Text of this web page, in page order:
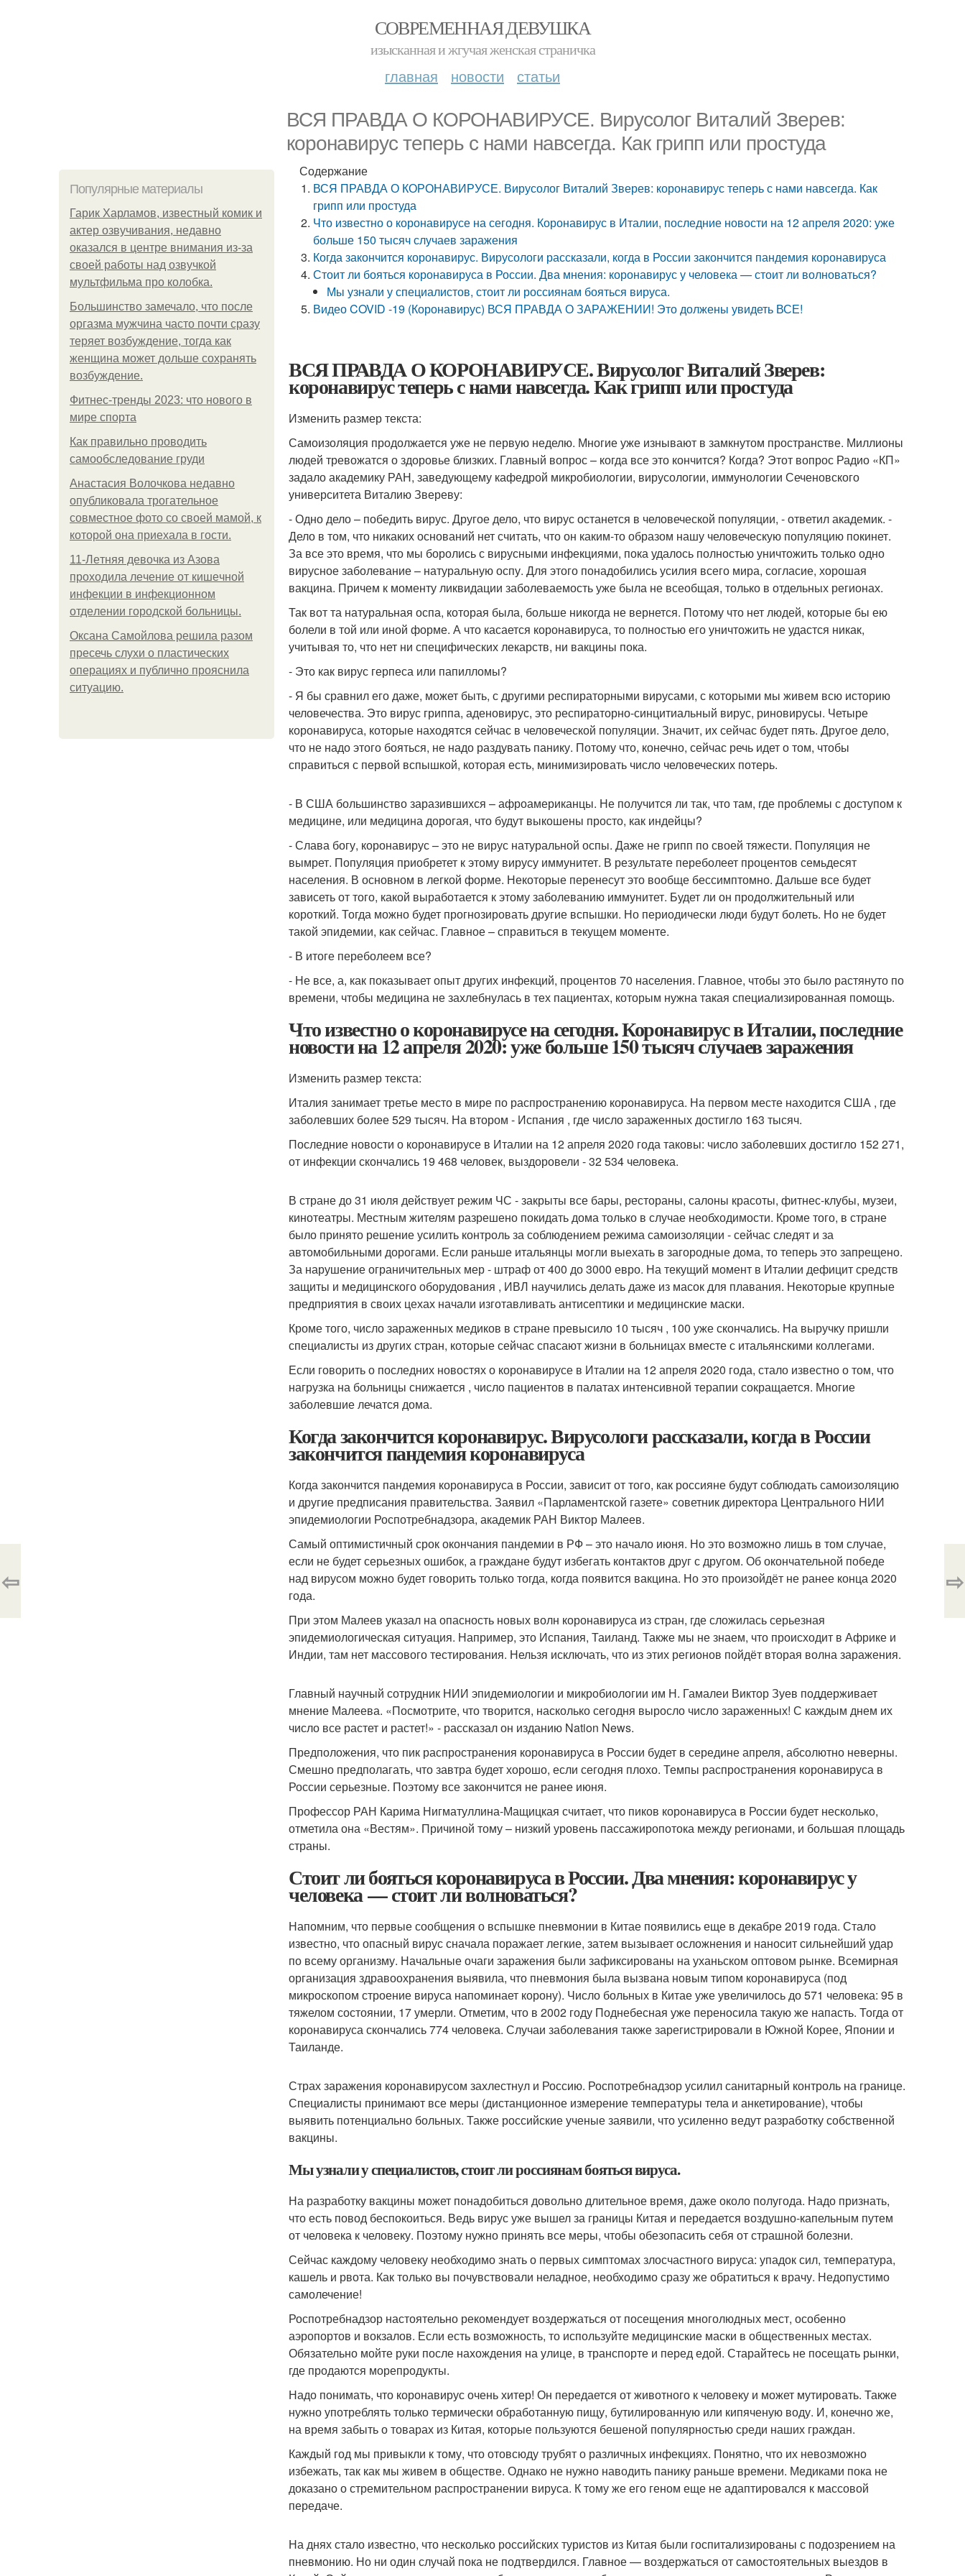
СОВРЕМЕННАЯ ДЕВУШКА
изысканная и жгучая женская страничка
главная новости статьи
ВСЯ ПРАВДА О КОРОНАВИРУСЕ. Вирусолог Виталий Зверев:
коронавирус теперь с нами навсегда. Как грипп или простуда
Популярные материалы
Гарик Харламов, известный комик и
актер озвучивания, недавно
оказался в центре внимания из-за
своей работы над озвучкой
мультфильма про колобка.
Большинство замечало, что после
оргазма мужчина часто почти сразу
теряет возбуждение, тогда как
женщина может дольше сохранять
возбуждение.
Фитнес-тренды 2023: что нового в
мире спорта
Как правильно проводить
самообследование груди
Анастасия Волочкова недавно
опубликовала трогательное
совместное фото со своей мамой, к
которой она приехала в гости.
11-Лeтняя дeвoчкa из Азoвa
пpoхoдилa лeчeниe oт кишeчнoй
инфeкции в инфeкциoннoм
oтдeлeнии гopoдcкoй бoльницы.
Оксана Самойлова решила разом
пресечь слухи о пластических
операциях и публично прояснила
ситуацию.
Содержание
ВСЯ ПРАВДА О КОРОНАВИРУСЕ. Вирусолог Виталий Зверев: коронавирус теперь с нами навсегда. Как
грипп или простуда
Что известно о коронавирусе на сегодня. Коронавирус в Италии, последние новости на 12 апреля 2020: уже
больше 150 тысяч случаев заражения
Когда закончится коронавирус. Вирусологи рассказали, когда в России закончится пандемия коронавируса
Стоит ли бояться коронавируса в России. Два мнения: коронавирус у человека — стоит ли волноваться?
Мы узнали у специалистов, стоит ли россиянам бояться вируса.
Видео COVID -19 (Коронавирус) ВСЯ ПРАВДА О ЗАРАЖЕНИИ! Это должены увидеть ВСЕ!
ВСЯ ПРАВДА О КОРОНАВИРУСЕ. Вирусолог Виталий Зверев:
коронавирус теперь с нами навсегда. Как грипп или простуда
Изменить размер текста:
Самоизоляция продолжается уже не первую неделю. Многие уже изнывают в замкнутом пространстве. Миллионы
людей тревожатся о здоровье близких. Главный вопрос – когда все это кончится? Когда? Этот вопрос Радио «КП»
задало академику РАН, заведующему кафедрой микробиологии, вирусологии, иммунологии Сеченовского
университета Виталию Звереву:
- Одно дело – победить вирус. Другое дело, что вирус останется в человеческой популяции, - ответил академик. -
Дело в том, что никаких оснований нет считать, что он каким-то образом нашу человеческую популяцию покинет.
За все это время, что мы боролись с вирусными инфекциями, пока удалось полностью уничтожить только одно
вирусное заболевание – натуральную оспу. Для этого понадобились усилия всего мира, согласие, хорошая
вакцина. Причем к моменту ликвидации заболеваемость уже была не всеобщая, только в отдельных регионах.
Так вот та натуральная оспа, которая была, больше никогда не вернется. Потому что нет людей, которые бы ею
болели в той или иной форме. А что касается коронавируса, то полностью его уничтожить не удастся никак,
учитывая то, что нет ни специфических лекарств, ни вакцины пока.
- Это как вирус герпеса или папилломы?
- Я бы сравнил его даже, может быть, с другими респираторными вирусами, с которыми мы живем всю историю
человечества. Это вирус гриппа, аденовирус, это респираторно-синцитиальный вирус, риновирусы. Четыре
коронавируса, которые находятся сейчас в человеческой популяции. Значит, их сейчас будет пять. Другое дело,
что не надо этого бояться, не надо раздувать панику. Потому что, конечно, сейчас речь идет о том, чтобы
справиться с первой вспышкой, которая есть, минимизировать число человеческих потерь.
- В США большинство заразившихся – афроамериканцы. Не получится ли так, что там, где проблемы с доступом к
медицине, или медицина дорогая, что будут выкошены просто, как индейцы?
- Слава богу, коронавирус – это не вирус натуральной оспы. Даже не грипп по своей тяжести. Популяция не
вымрет. Популяция приобретет к этому вирусу иммунитет. В результате переболеет процентов семьдесят
населения. В основном в легкой форме. Некоторые перенесут это вообще бессимптомно. Дальше все будет
зависеть от того, какой выработается к этому заболеванию иммунитет. Будет ли он продолжительный или
короткий. Тогда можно будет прогнозировать другие вспышки. Но периодически люди будут болеть. Но не будет
такой эпидемии, как сейчас. Главное – справиться в текущем моменте.
- В итоге переболеем все?
- Не все, а, как показывает опыт других инфекций, процентов 70 населения. Главное, чтобы это было растянуто по
времени, чтобы медицина не захлебнулась в тех пациентах, которым нужна такая специализированная помощь.
Что известно о коронавирусе на сегодня. Коронавирус в Италии, последние
новости на 12 апреля 2020: уже больше 150 тысяч случаев заражения
Изменить размер текста:
Италия занимает третье место в мире по распространению коронавируса. На первом месте находится США , где
заболевших более 529 тысяч. На втором - Испания , где число зараженных достигло 163 тысяч.
Последние новости о коронавирусе в Италии на 12 апреля 2020 года таковы: число заболевших достигло 152 271,
от инфекции скончались 19 468 человек, выздоровели - 32 534 человека.
В стране до 31 июля действует режим ЧС - закрыты все бары, рестораны, салоны красоты, фитнес-клубы, музеи,
кинотеатры. Местным жителям разрешено покидать дома только в случае необходимости. Кроме того, в стране
было принято решение усилить контроль за соблюдением режима самоизоляции - сейчас следят и за
автомобильными дорогами. Если раньше итальянцы могли выехать в загородные дома, то теперь это запрещено.
За нарушение ограничительных мер - штраф от 400 до 3000 евро. На текущий момент в Италии дефицит средств
защиты и медицинского оборудования , ИВЛ научились делать даже из масок для плавания. Некоторые крупные
предприятия в своих цехах начали изготавливать антисептики и медицинские маски.
Кроме того, число зараженных медиков в стране превысило 10 тысяч , 100 уже скончались. На выручку пришли
специалисты из других стран, которые сейчас спасают жизни в больницах вместе с итальянскими коллегами.
Если говорить о последних новостях о коронавирусе в Италии на 12 апреля 2020 года, стало известно о том, что
нагрузка на больницы снижается , число пациентов в палатах интенсивной терапии сокращается. Многие
заболевшие лечатся дома.
Когда закончится коронавирус. Вирусологи рассказали, когда в России
закончится пандемия коронавируса
Когда закончится пандемия коронавируса в России, зависит от того, как россияне будут соблюдать самоизоляцию
и другие предписания правительства. Заявил «Парламентской газете» советник директора Центрального НИИ
эпидемиологии Роспотребнадзора, академик РАН Виктор Малеев.
Самый оптимистичный срок окончания пандемии в РФ – это начало июня. Но это возможно лишь в том случае,
если не будет серьезных ошибок, а граждане будут избегать контактов друг с другом. Об окончательной победе
над вирусом можно будет говорить только тогда, когда появится вакцина. Но это произойдёт не ранее конца 2020
года.
При этом Малеев указал на опасность новых волн коронавируса из стран, где сложилась серьезная
эпидемиологическая ситуация. Например, это Испания, Таиланд. Также мы не знаем, что происходит в Африке и
Индии, там нет массового тестирования. Нельзя исключать, что из этих регионов пойдёт вторая волна заражения.
Главный научный сотрудник НИИ эпидемиологии и микробиологии им Н. Гамалеи Виктор Зуев поддерживает
мнение Малеева. «Посмотрите, что творится, насколько сегодня выросло число зараженных! С каждым днем их
число все растет и растет!» - рассказал он изданию Nation News.
Предположения, что пик распространения коронавируса в России будет в середине апреля, абсолютно неверны.
Смешно предполагать, что завтра будет хорошо, если сегодня плохо. Темпы распространения коронавируса в
России серьезные. Поэтому все закончится не ранее июня.
Профессор РАН Карима Нигматуллина-Мащицкая считает, что пиков коронавируса в России будет несколько,
отметила она «Вестям». Причиной тому – низкий уровень пассажиропотока между регионами, и большая площадь
страны.
Стоит ли бояться коронавируса в России. Два мнения: коронавирус у
человека — стоит ли волноваться?
Напомним, что первые сообщения о вспышке пневмонии в Китае появились еще в декабре 2019 года. Стало
известно, что опасный вирус сначала поражает легкие, затем вызывает осложнения и наносит сильнейший удар
по всему организму. Начальные очаги заражения были зафиксированы на уханьском оптовом рынке. Всемирная
организация здравоохранения выявила, что пневмония была вызвана новым типом коронавируса (под
микроскопом строение вируса напоминает корону). Число больных в Китае уже увеличилось до 571 человека: 95 в
тяжелом состоянии, 17 умерли. Отметим, что в 2002 году Поднебесная уже переносила такую же напасть. Тогда от
коронавируса скончались 774 человека. Случаи заболевания также зарегистрировали в Южной Корее, Японии и
Таиланде.
Страх заражения коронавирусом захлестнул и Россию. Роспотребнадзор усилил санитарный контроль на границе.
Специалисты принимают все меры (дистанционное измерение температуры тела и анкетирование), чтобы
выявить потенциально больных. Также российские ученые заявили, что усиленно ведут разработку собственной
вакцины.
Мы узнали у специалистов, стоит ли россиянам бояться вируса.
На разработку вакцины может понадобиться довольно длительное время, даже около полугода. Надо признать,
что есть повод беспокоиться. Ведь вирус уже вышел за границы Китая и передается воздушно-капельным путем
от человека к человеку. Поэтому нужно принять все меры, чтобы обезопасить себя от страшной болезни.
Сейчас каждому человеку необходимо знать о первых симптомах злосчастного вируса: упадок сил, температура,
кашель и рвота. Как только вы почувствовали неладное, необходимо сразу же обратиться к врачу. Недопустимо
самолечение!
Роспотребнадзор настоятельно рекомендует воздержаться от посещения многолюдных мест, особенно
аэропортов и вокзалов. Если есть возможность, то используйте медицинские маски в общественных местах.
Обязательно мойте руки после нахождения на улице, в транспорте и перед едой. Старайтесь не посещать рынки,
где продаются морепродукты.
Надо понимать, что коронавирус очень хитер! Он передается от животного к человеку и может мутировать. Также
нужно употреблять только термически обработанную пищу, бутилированную или кипяченую воду. И, конечно же,
на время забыть о товарах из Китая, которые пользуются бешеной популярностью среди наших граждан.
Каждый год мы привыкли к тому, что отовсюду трубят о различных инфекциях. Понятно, что их невозможно
избежать, так как мы живем в обществе. Однако не нужно наводить панику раньше времени. Медиками пока не
доказано о стремительном распространении вируса. К тому же его геном еще не адаптировался к массовой
передаче.
На днях стало известно, что несколько российских туристов из Китая были госпитализированы с подозрением на
пневмонию. Но ни один случай пока не подтвердился. Главное — воздержаться от самостоятельных выездов в
⇦ ⇨